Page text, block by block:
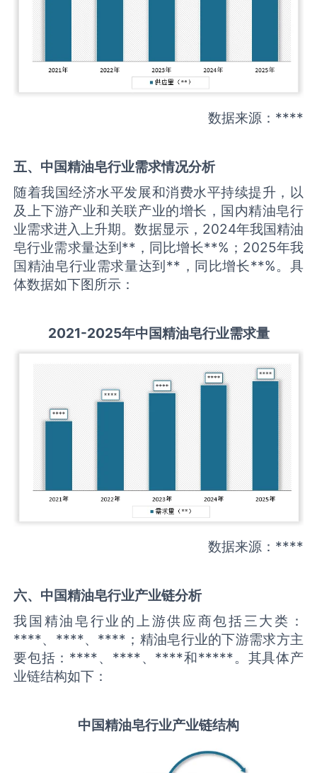
数据来源：****
五、中国精油皂行业需求情况分析
随着我国经济水平发展和消费水平持续提升，以
及上下游产业和关联产业的增长，国内精油皂行
业需求进入上升期。数据显示，2024年我国精油
皂行业需求量达到**，同比增长**%；2025年我
国精油皂行业需求量达到**，同比增长**%。具
体数据如下图所示：
2021-2025年中国精油皂行业需求量
数据来源：****
六、中国精油皂行业产业链分析
我国精油皂行业的上游供应商包括三大类：
****、****、****；精油皂行业的下游需求方主
要包括：****、****、****和*****。其具体产
业链结构如下：
中国精油皂行业产业链结构